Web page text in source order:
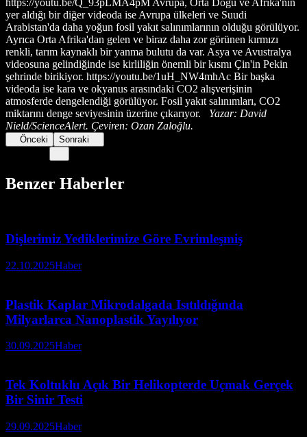
yer aldığı bir diğer videoda ise Avrupa ülkeleri ve Suudi
Arabistan'da daha yoğun fosil yakıt salınımlarının olduğu görülüyor.
Ayrıca Orta Afrika'dan gelen ve biraz daha zor görünen kırmızı
renkli, tarım kaynaklı bir yanma bulutu da var. Asya ve Avustralya
videosuna gelindiğinde ise kirliliğin önemli bir kısmı Çin'in Pekin
şehrinde birikiyor. https://youtu.be/1uH_NW4mhAc Bir başka
videoda ise kara ve okyanus arasındaki CO2 alışverişinin
atmosferde dengelendiği görülüyor. Fosil yakıt salınımları, CO2
miktarını denge seviyesinin üzerine çıkarıyor. Yazar: David
Nield/ScienceAlert. Çeviren: Ozan Zaloğlu.
Önceki Sonraki
Benzer Haberler
Dişlerimiz Yediklerimize Göre Evrimleşmiş
22.10.2025Haber
Plastik Kaplar Mikrodalgada Isıtıldığında
Milyarlarca Nanoplastik Yayılıyor
30.09.2025Haber
Tek Koltuklu Açık Bir Helikopterde Uçmak Gerçek
Bir Sinir Testi
29.09.2025Haber